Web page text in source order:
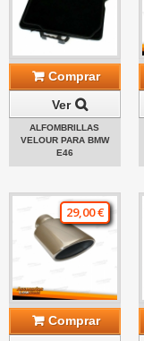
Comprar
Ver
ALFOMBRILLAS
VELOUR PARA BMW
E46
29,00 €
Comprar